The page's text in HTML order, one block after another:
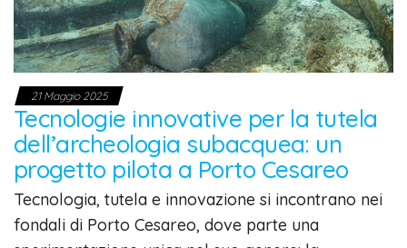
21 Maggio 2025
Tecnologie innovative per la tutela
dell’archeologia subacquea: un
progetto pilota a Porto Cesareo
Tecnologia, tutela e innovazione si incontrano nei
fondali di Porto Cesareo, dove parte una